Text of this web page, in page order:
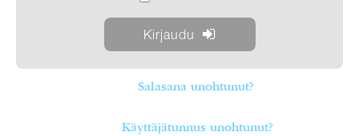
Salasana unohtunut?
Käyttäjätunnus unohtunut?